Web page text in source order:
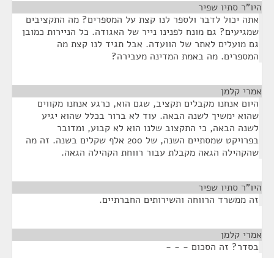
היו"ר סתיו שפיר
אתה יכול לדבר ולספר לנו קצת על המספרים? מה התקציבים
שמגיעים? גם מונח לפנינו נייר של האגודה. כל הניירות כמובן
גם מועלים לאתר של הוועדה. אבל תגיד לנו קצת מה
המספרים. מה באמת המדינה מעבירה?
אמרי קלמן
היום אנחנו מקבלים תקציב, שגם הוא, כרגע אנחנו מקווים
שהוא ימשיך לשנה הבאה. עוד לא ברור בכלל שהוא יגיע
לשנה הבאה, כי התקצוב שלנו הוא לא קבוע, ומדובר
בפרויקט שמסתיים השנה, של 200 אלף שקלים בשנה. זה מה
שהקהילה הגאה מקבלת עבור רווחת הקהילה הגאה.
היו"ר סתיו שפיר
זה ממשרד הרווחה והשירותים החברתיים.
אמרי קלמן
בסדר? זה הסכום - - -